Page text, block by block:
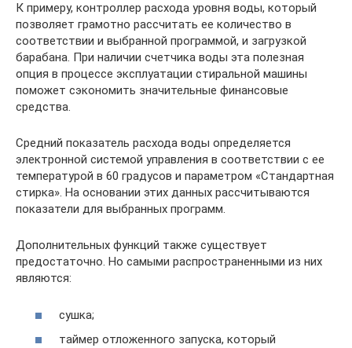
К примеру, контроллер расхода уровня воды, который
позволяет грамотно рассчитать ее количество в
соответствии и выбранной программой, и загрузкой
барабана. При наличии счетчика воды эта полезная
опция в процессе эксплуатации стиральной машины
поможет сэкономить значительные финансовые
средства.
Средний показатель расхода воды определяется
электронной системой управления в соответствии с ее
температурой в 60 градусов и параметром «Стандартная
стирка». На основании этих данных рассчитываются
показатели для выбранных программ.
Дополнительных функций также существует
предостаточно. Но самыми распространенными из них
являются:
сушка;
таймер отложенного запуска, который